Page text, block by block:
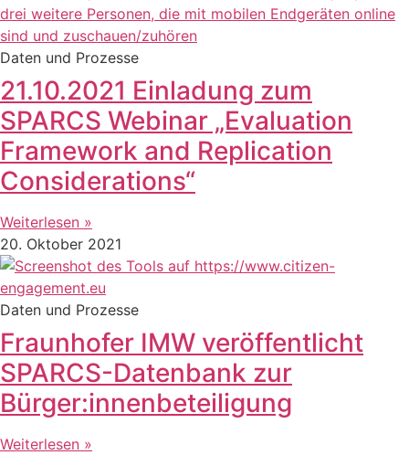
Daten und Prozesse
21.10.2021 Einladung zum
SPARCS Webinar „Evaluation
Framework and Replication
Considerations“
Weiterlesen »
20. Oktober 2021
Daten und Prozesse
Fraunhofer IMW veröffentlicht
SPARCS-Datenbank zur
Bürger:innenbeteiligung
Weiterlesen »